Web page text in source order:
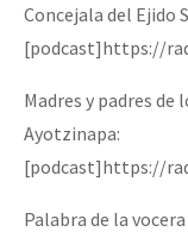
Concejala del Ejido
[podcast]https://
Madres y padres de
Ayotzinapa:
[podcast]https://
Palabra de la